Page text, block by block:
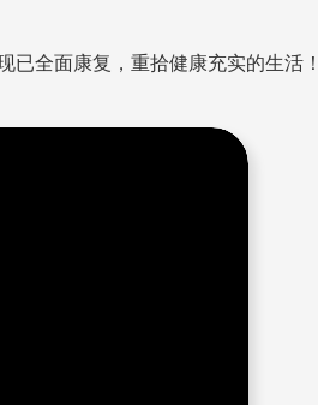
已全面康复，重拾健康充实的生活！